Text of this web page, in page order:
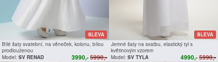
SLEVA
Bílé šaty svatební, na věneček, kolonu, bílou
prodlouženou
Model: SV RENAD 3990,-5990,-
SLEVA
Jemné šaty na svatbu, elastický tyl s
květinovým vzorem
Model: SV TYLA 4990,-5990,-